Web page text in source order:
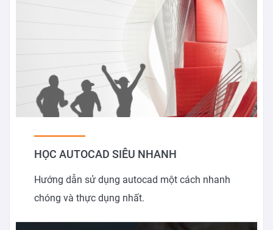
HỌC AUTOCAD SIÊU NHANH
Hướng dẫn sử dụng autocad một cách nhanh
chóng và thực dụng nhất.